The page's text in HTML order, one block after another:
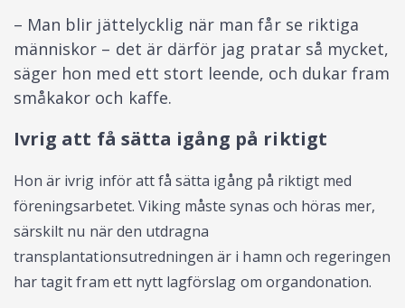
– Man blir jättelycklig när man får se riktiga
människor – det är därför jag pratar så mycket,
säger hon med ett stort leende, och dukar fram
småkakor och kaffe.
Ivrig att få sätta igång på riktigt
Hon är ivrig inför att få sätta igång på riktigt med
föreningsarbetet. Viking måste synas och höras mer,
särskilt nu när den utdragna
transplantationsutredningen är i hamn och regeringen
har tagit fram ett nytt lagförslag om organdonation.